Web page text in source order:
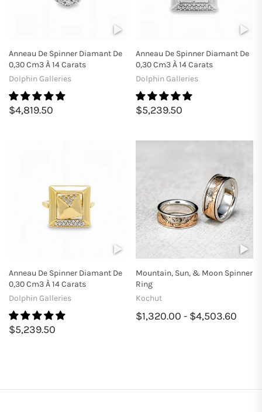
Anneau De Spinner Diamant De
0,30 Cm3 À 14 Carats
Dolphin Galleries
$4,819.50
Anneau De Spinner Diamant De
0,30 Cm3 À 14 Carats
Dolphin Galleries
$5,239.50
Anneau De Spinner Diamant De
0,30 Cm3 À 14 Carats
Dolphin Galleries
$5,239.50
Mountain, Sun, & Moon Spinner
Ring
Kochut
$1,320.00 - $4,503.60